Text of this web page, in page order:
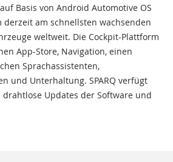
Basis von Android Automotive OS
am schnellsten wachsenden
weltweit. Die Cockpit-Plattform
App-Store, Navigation, einen
Sprachassistenten,
und Unterhaltung. SPARQ verfügt
Updates der Software und